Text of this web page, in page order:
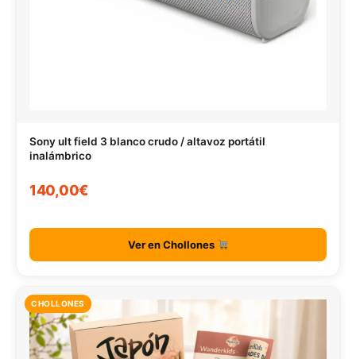
Sony ult field 3 blanco crudo / altavoz portátil
inalámbrico
140,00€
Ver en Chollones
CHOLLONES